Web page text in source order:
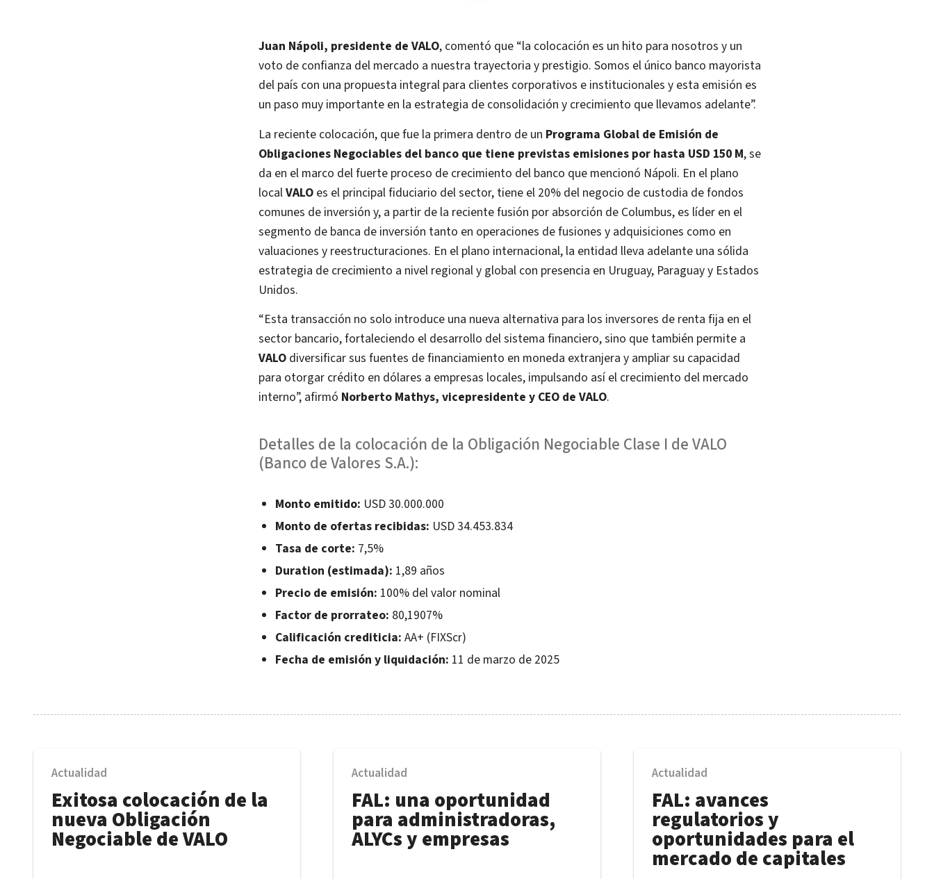
Juan Nápoli, presidente de VALO, comentó que “la colocación es un hito para nosotros y un
voto de confianza del mercado a nuestra trayectoria y prestigio. Somos el único banco mayorista
del país con una propuesta integral para clientes corporativos e institucionales y esta emisión es
un paso muy importante en la estrategia de consolidación y crecimiento que llevamos adelante”.
La reciente colocación, que fue la primera dentro de un Programa Global de Emisión de
Obligaciones Negociables del banco que tiene previstas emisiones por hasta USD 150 M, se
da en el marco del fuerte proceso de crecimiento del banco que mencionó Nápoli. En el plano
localVALOes el principal fiduciario del sector, tiene el 20% del negocio de custodia de fondos
comunes de inversión y, a partir de la reciente fusión por absorción de Columbus, es líder en el
segmento de banca de inversión tanto en operaciones de fusiones y adquisiciones como en
valuaciones y reestructuraciones. En el plano internacional, la entidad lleva adelante una sólida
estrategia de crecimiento a nivel regional y global con presencia en Uruguay, Paraguay y Estados
Unidos.
“Esta transacción no solo introduce una nueva alternativa para los inversores de renta fija en el
sector bancario, fortaleciendo el desarrollo del sistema financiero, sino que también permite a
VALOdiversificar sus fuentes de financiamiento en moneda extranjera y ampliar su capacidad
para otorgar crédito en dólares a empresas locales, impulsando así el crecimiento del mercado
interno”, afirmó Norberto Mathys, vicepresidente y CEO de VALO.
Detalles de la colocación de la Obligación Negociable Clase I de VALO
(Banco de Valores S.A.):
Monto emitido: USD 30.000.000
Monto de ofertas recibidas: USD 34.453.834
Tasa de corte: 7,5%
Duration (estimada): 1,89 años
Precio de emisión: 100% del valor nominal
Factor de prorrateo: 80,1907%
Calificación crediticia: AA+ (FIXScr)
Fecha de emisión y liquidación: 11 de marzo de 2025
Actualidad
Exitosa colocación de la
nueva Obligación
Negociable de VALO
Actualidad
FAL: una oportunidad
para administradoras,
ALYCs y empresas
Actualidad
FAL: avances
regulatorios y
oportunidades para el
mercado de capitales